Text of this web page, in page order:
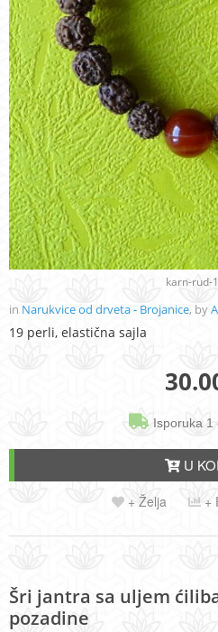
karn-rud-
in Narukvice od drveta - Brojanice, by
19 perli, elastična sajla
Isporuka 1
U
+ Želja +
Šri jantra sa uljem
pozadine